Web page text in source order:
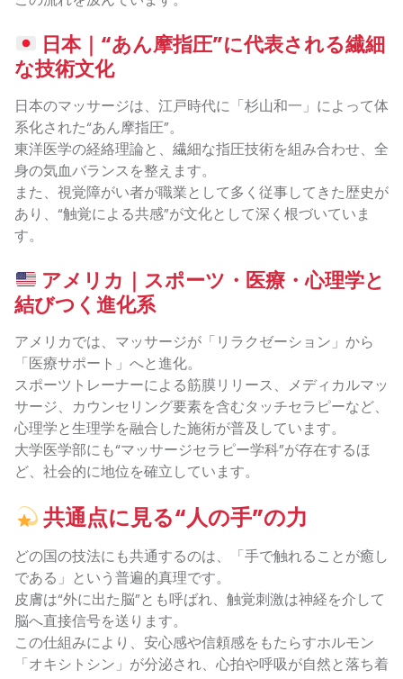
日本｜“あん摩指圧”に代表される繊細
な技術文化
日本のマッサージは、江戸時代に「杉山和一」によって体
系化された“あん摩指圧”。
東洋医学の経絡理論と、繊細な指圧技術を組み合わせ、全
身の気血バランスを整えます。
また、視覚障がい者が職業として多く従事してきた歴史が
あり、“触覚による共感”が文化として深く根づいていま
す。
アメリカ｜スポーツ・医療・心理学と
結びつく進化系
アメリカでは、マッサージが「リラクゼーション」から
「医療サポート」へと進化。
スポーツトレーナーによる筋膜リリース、メディカルマッ
サージ、カウンセリング要素を含むタッチセラピーなど、
心理学と生理学を融合した施術が普及しています。
大学医学部にも“マッサージセラピー学科”が存在するほ
ど、社会的に地位を確立しています。
共通点に見る“人の手”の力
どの国の技法にも共通するのは、「手で触れることが癒し
である」という普遍的真理です。
皮膚は“外に出た脳”とも呼ばれ、触覚刺激は神経を介して
脳へ直接信号を送ります。
この仕組みにより、安心感や信頼感をもたらすホルモン
「オキシトシン」が分泌され、心拍や呼吸が自然と落ち着